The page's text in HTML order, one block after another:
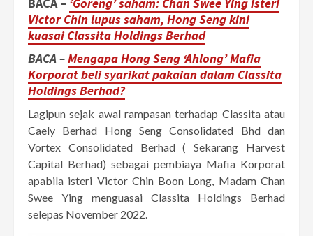
BACA – ‘Goreng’ saham: Chan Swee Ying isteri
Victor Chin lupus saham, Hong Seng kini
kuasai Classita Holdings Berhad
BACA –Mengapa Hong Seng ‘Ahlong’ Mafia
Korporat beli syarikat pakaian dalam Classita
Holdings Berhad?
Lagipun sejak awal rampasan terhadap Classita atau
Caely Berhad Hong Seng Consolidated Bhd dan
Vortex Consolidated Berhad ( Sekarang Harvest
Capital Berhad) sebagai pembiaya Mafia Korporat
apabila isteri Victor Chin Boon Long, Madam Chan
Swee Ying menguasai Classita Holdings Berhad
selepas November 2022.